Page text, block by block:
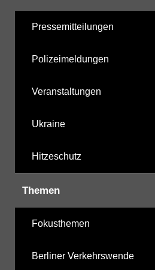
Pressemitteilungen
Polizeimeldungen
Veranstaltungen
Ukraine
Hitzeschutz
Themen
Fokusthemen
Berliner Verkehrswende